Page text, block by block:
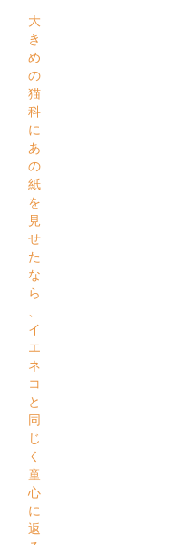
大
き
め
の
猫
科
に
あ
の
紙
を
見
せ
た
な
ら
、
イ
エ
ネ
コ
と
同
じ
く
童
心
に
返